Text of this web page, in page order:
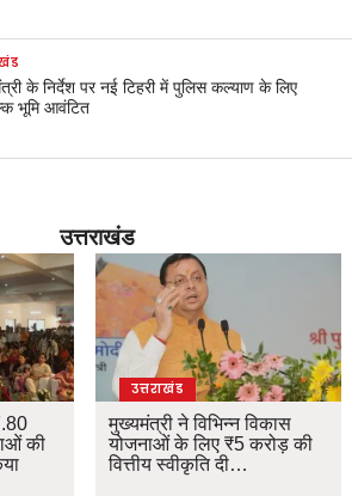
के निर्देश पर नई टिहरी में पुलिस कल्याण के लिए
भूमि आवंटित
उत्तराखंड
की
उत्तराखंड
मुख्यमंत्री ने विभिन्न विकास
योजनाओं के लिए ₹5 करोड़ की
वित्तीय स्वीकृति दी…